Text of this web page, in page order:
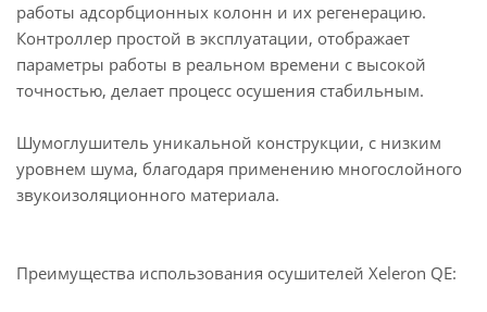
работы адсорбционных колонн и их регенерацию.
Контроллер простой в эксплуатации, отображает
параметры работы в реальном времени с высокой
точностью, делает процесс осушения стабильным.
Шумоглушитель уникальной конструкции, с низким
уровнем шума, благодаря применению многослойного
звукоизоляционного материала.
Преимущества использования осушителей Xeleron QE: